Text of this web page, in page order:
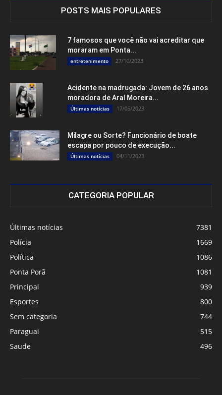
POSTS MAIS POPULARES
7 famosos que você não vai acreditar que
moraram em Ponta...
entretenimento 27/10/2023
Acidente na madrugada: Jovem de 26 anos
moradora de Aral Moreira...
Últimas notícias 17/05/2023
Milagre ou Sorte? Funcionário de boate
escapa por pouco de execução...
Últimas notícias 04/11/2023
CATEGORIA POPULAR
Últimas notícias
7381
Polícia
1669
Política
1086
Ponta Porã
1081
Principal
939
Esportes
800
Sem categoria
744
Paraguai
515
Saude
496